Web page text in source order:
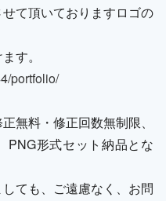
て頂いておりますロゴの
す。
portfolio/
無料・修正回数無制限、
PNG形式セット納品とな
ても、ご遠慮なく、お問